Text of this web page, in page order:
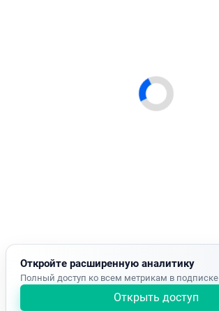
Откройте расширенную аналитику
Полный доступ ко всем метрикам в
Открыть доступ